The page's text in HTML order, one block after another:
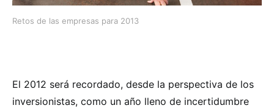
Retos de las empresas para 2013
El 2012 será recordado, desde la perspectiva de los
inversionistas, como un año lleno de incertidumbre